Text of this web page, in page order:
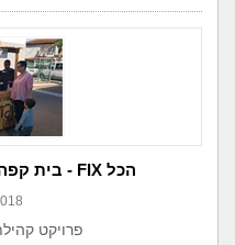
הכל FIX - בית קפה לתיקון חפצים בפ"ת
פרויקט